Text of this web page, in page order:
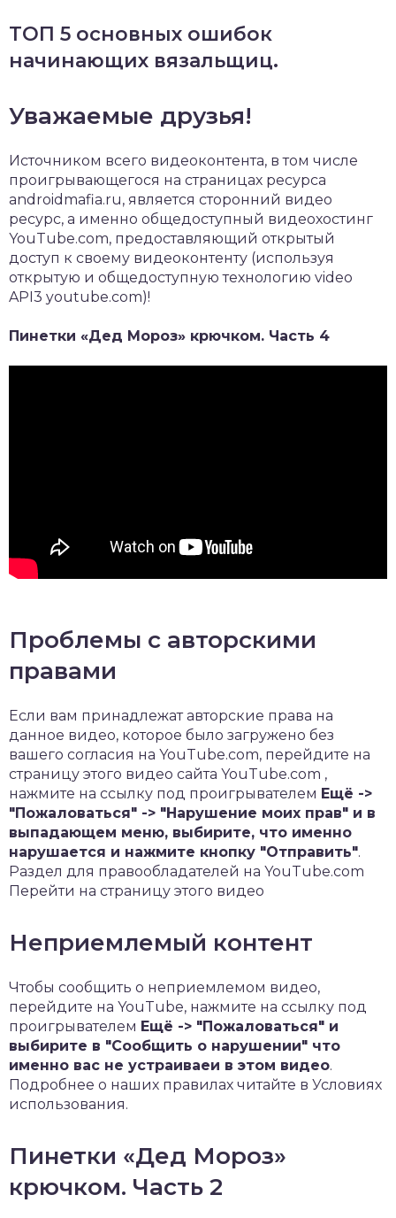
ТОП 5 основных ошибок
начинающих вязальщиц.
Уважаемые друзья!
Источником всего видеоконтента, в том числе
проигрывающегося на страницах ресурса
androidmafia.ru, является сторонний видео
ресурс, а именно общедоступный видеохостинг
YouTube.com, предоставляющий открытый
доступ к своему видеоконтенту (используя
открытую и общедоступную технологию video
API3 youtube.com)!
Пинетки «Дед Мороз» крючком. Часть 4
Проблемы с авторскими
правами
Если вам принадлежат авторские права на
данное видео, которое было загружено без
вашего согласия на YouTube.com, перейдите на
страницу этого видео сайта YouTube.com ,
нажмите на ссылку под проигрывателем Ещё ->
"Пожаловаться" -> "Нарушение моих прав" и в
выпадающем меню, выбирите, что именно
нарушается и нажмите кнопку "Отправить".
Раздел для правообладателей на YouTube.com
Перейти на страницу этого видео
Неприемлемый контент
Чтобы сообщить о неприемлемом видео,
перейдите на YouTube, нажмите на ссылку под
проигрывателем Ещё -> "Пожаловаться" и
выбирите в "Сообщить о нарушении" что
именно вас не устраиваеи в этом видео.
Подробнее о наших правилах читайте в Условиях
использования.
Пинетки «Дед Мороз»
крючком. Часть 2